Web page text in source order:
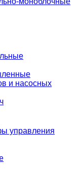
и насосных
управления